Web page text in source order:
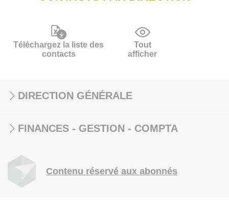
Téléchargez la liste des
contacts
Tout
afficher
DIRECTION GÉNÉRALE
FINANCES - GESTION - COMPTA
Contenu réservé aux abonnés